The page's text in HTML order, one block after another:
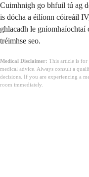
Cuimhnigh go bhfuil tú ag
is dócha a éilíonn cóireáil
ghlacadh le
tréimhse seo.
Medical Disclaimer: This article is for
medical advice. Always consult a
decisions. If you are experiencing a
room immediately.